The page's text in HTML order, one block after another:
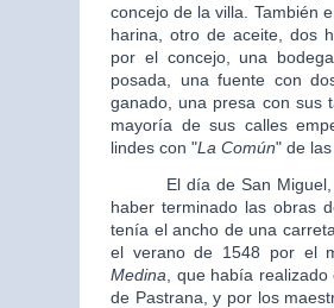
concejo de la villa. También
harina, otro de aceite, dos
por el concejo, una
posada, una fuente con
ganado, una presa con sus
mayoría de sus calles
lindes con "La Común" de
El día de San Miguel, el
haber terminado las obras
tenía el ancho de una
el verano de 1548 por el
Medina , que había
de Pastrana, y por los